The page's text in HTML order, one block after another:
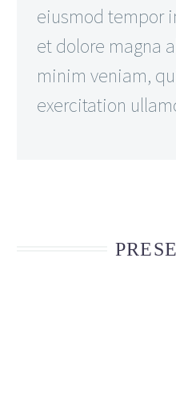
eiusmod tempor
et dolore magna
minim veniam,
exercitation